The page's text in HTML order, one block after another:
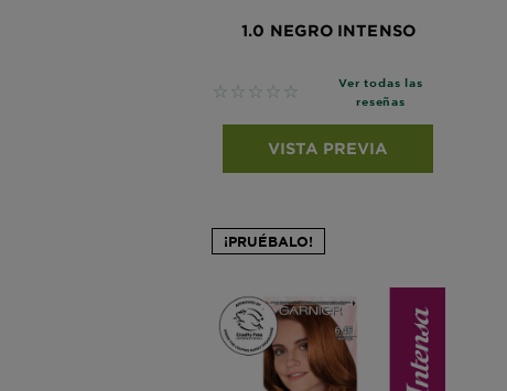
1.0 NEGRO INTENSO
No reviews
Ver todas las
reseñas
VISTA PREVIA
¡PRUÉBALO!